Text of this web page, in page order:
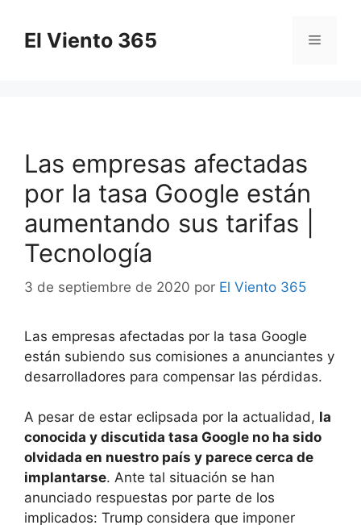
contenido
El Viento 365 Menú
Las empresas afectadas
por la tasa Google están
aumentando sus tarifas |
Tecnología
3 de septiembre de 2020 por El Viento 365
Las empresas afectadas por la tasa Google
están subiendo sus comisiones a anunciantes y
desarrolladores para compensar las pérdidas.
A pesar de estar eclipsada por la actualidad, la
conocida y discutida tasa Google no ha sido
olvidada en nuestro país y parece cerca de
implantarse. Ante tal situación se han
anunciado respuestas por parte de los
implicados: Trump considera que imponer